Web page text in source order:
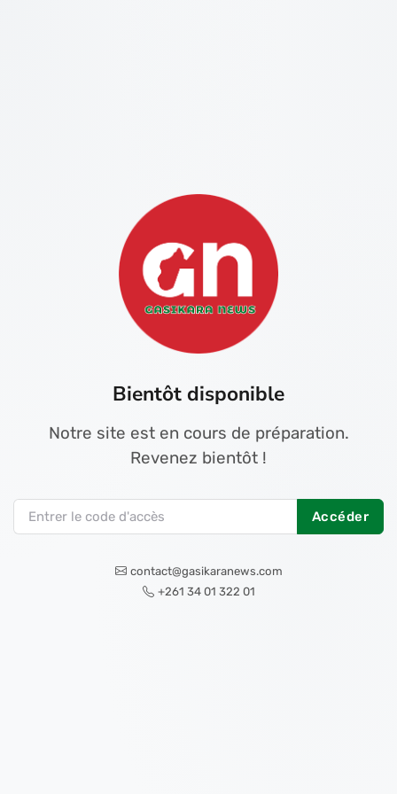
Bientôt disponible
Notre site est en cours de préparation.
Revenez bientôt !
Accéder
contact@gasikaranews.com
+261 34 01 322 01